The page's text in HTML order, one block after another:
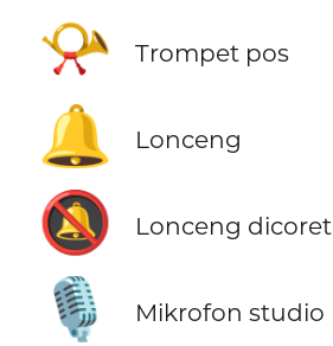
📯 Trompet pos
🔔 Lonceng
🔕 Lonceng dicoret
🎙️ Mikrofon studio